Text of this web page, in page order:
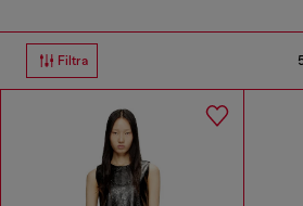
Filtra